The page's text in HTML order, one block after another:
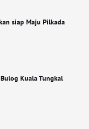
siap Maju Pilkada
Bulog Kuala Tungkal